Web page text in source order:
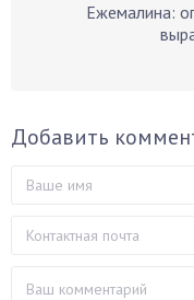
Ежемалина:
Добавить